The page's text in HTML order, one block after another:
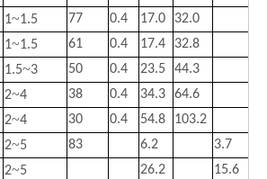
1~1.5 77 0.4 17.0
32.0
1~1.5 61 0.4 17.4
32.8
1.5~3 50 0.4 23.5
44.3
2~4 38 0.4 34.3
64.6
2~4 30 0.4 54.8
103.2
2~5 83 6.2
3.7
2~5 26.2
15.6